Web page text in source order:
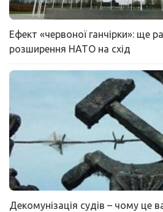
Ефект «червоної ганчірки»: ще
розширення НАТО на схід
Декомунізація судів – чому це